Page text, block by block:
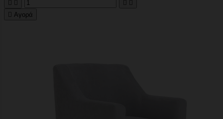
   
 Αγορά